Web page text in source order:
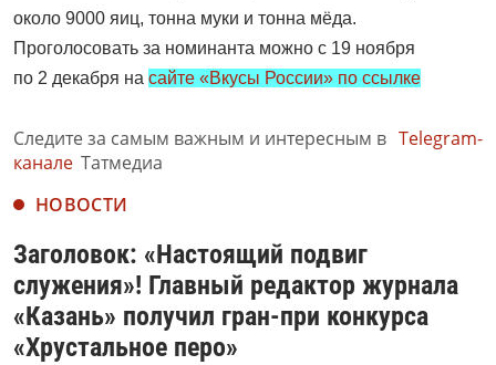
около 9000 яиц, тонна муки и тонна мёда.
Проголосовать за номинанта можно с 19 ноября
по 2 декабря на сайте «Вкусы России» по ссылке
Следите за самым важным и интересным в Telegram-
канале Татмедиа
НОВОСТИ
Заголовок: «Настоящий подвиг
служения»! Главный редактор журнала
«Казань» получил гран-при конкурса
«Хрустальное перо»